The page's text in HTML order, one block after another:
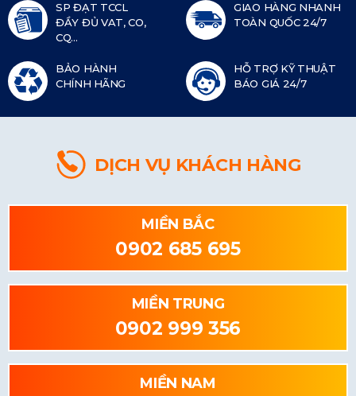
SP ĐẠT TCCL
ĐẦY ĐỦ VAT, CO,
CQ...
GIAO HÀNG NHANH
TOÀN QUỐC 24/7
BẢO HÀNH
CHÍNH HÃNG
HỖ TRỢ KỸ THUẬT
BÁO GIÁ 24/7
DỊCH VỤ KHÁCH HÀNG
MIỀN BẮC
0902 685 695
MIỀN TRUNG
0902 999 356
MIỀN NAM